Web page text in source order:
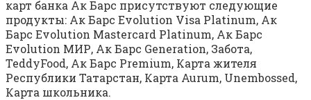
карт банка Ак Барс присутствуют следующие
продукты: Ак Барс Evolution Visa Platinum, Ак
Барс Evolution Mastercard Platinum, Ак Барс
Evolution МИР, Ак Барс Generation, Забота,
TeddyFood, Ак Барс Premium, Карта жителя
Республики Татарстан, Карта Aurum, Unembossed,
Карта школьника.